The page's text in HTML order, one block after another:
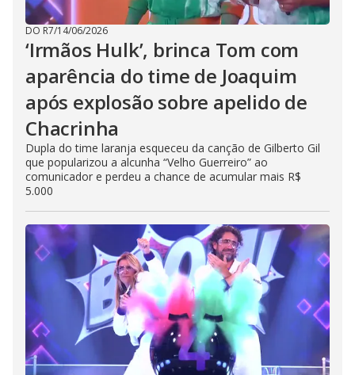
DO R7/14/06/2026
‘Irmãos Hulk’, brinca Tom com
aparência do time de Joaquim
após explosão sobre apelido de
Chacrinha
Dupla do time laranja esqueceu da canção de Gilberto Gil
que popularizou a alcunha “Velho Guerreiro” ao
comunicador e perdeu a chance de acumular mais R$
5.000